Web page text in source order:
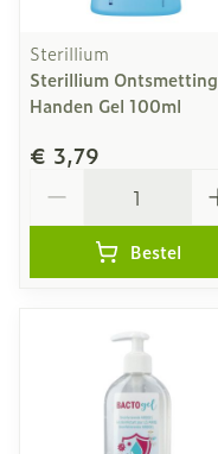
Sterillium
Sterillium Ontsmetting
Handen Gel 100ml
€ 3,79
Bestel